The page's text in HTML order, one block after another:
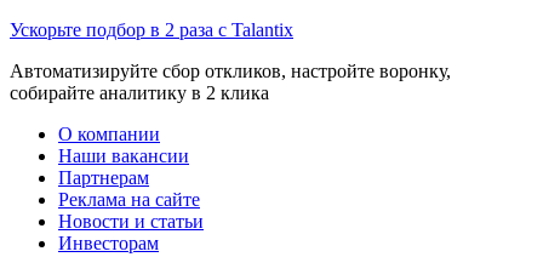
Ускорьте подбор в 2 раза с Talantix
Автоматизируйте сбор откликов, настройте воронку,
собирайте аналитику в 2 клика
О компании
Наши вакансии
Партнерам
Реклама на сайте
Новости и статьи
Инвесторам